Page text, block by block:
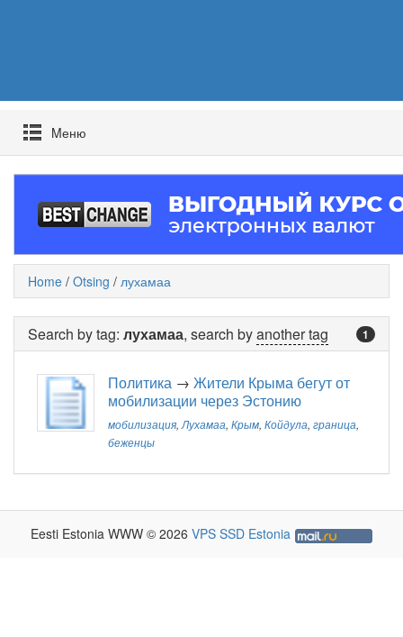
Mеню
Home / Otsing / лухамаа
1
Search by tag: лухамаа, search byanother tag
Политика → Жители Крыма бегут от
мобилизации через Эстонию
мобилизация,Лухамаа, Крым, Койдула, граница,
беженцы
Eesti Estonia WWW © 2026 VPS SSD Estonia